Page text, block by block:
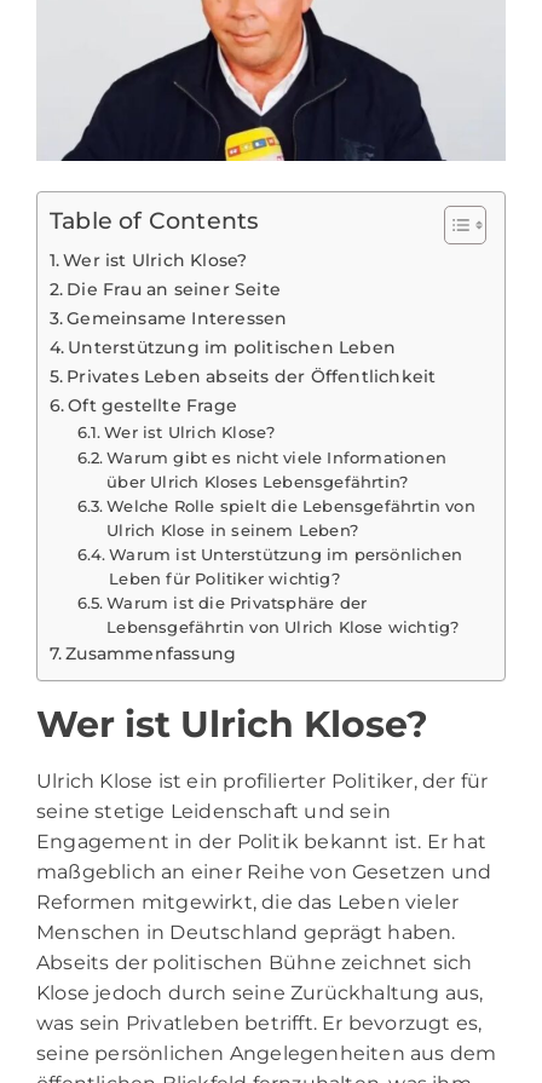
Table of Contents
Wer ist Ulrich Klose?
Die Frau an seiner Seite
Gemeinsame Interessen
Unterstützung im politischen Leben
Privates Leben abseits der Öffentlichkeit
Oft gestellte Frage
Wer ist Ulrich Klose?
Warum gibt es nicht viele Informationen
über Ulrich Kloses Lebensgefährtin?
Welche Rolle spielt die Lebensgefährtin von
Ulrich Klose in seinem Leben?
Warum ist Unterstützung im persönlichen
Leben für Politiker wichtig?
Warum ist die Privatsphäre der
Lebensgefährtin von Ulrich Klose wichtig?
Zusammenfassung
Wer ist Ulrich Klose?
Ulrich Klose ist ein profilierter Politiker, der für
seine stetige Leidenschaft und sein
Engagement in der Politik bekannt ist. Er hat
maßgeblich an einer Reihe von Gesetzen und
Reformen mitgewirkt, die das Leben vieler
Menschen in Deutschland geprägt haben.
Abseits der politischen Bühne zeichnet sich
Klose jedoch durch seine Zurückhaltung aus,
was sein Privatleben betrifft. Er bevorzugt es,
seine persönlichen Angelegenheiten aus dem